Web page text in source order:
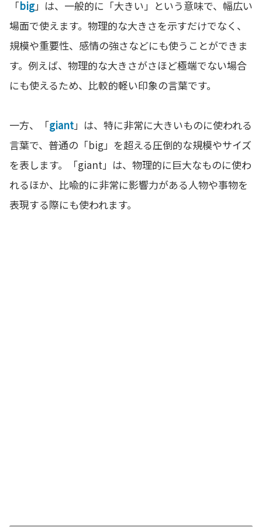
「big」は、一般的に「大きい」という意味で、幅広い
場面で使えます。物理的な大きさを示すだけでなく、
規模や重要性、感情の強さなどにも使うことができま
す。例えば、物理的な大きさがさほど極端でない場合
にも使えるため、比較的軽い印象の言葉です。
一方、「giant」は、特に非常に大きいものに使われる
言葉で、普通の「big」を超える圧倒的な規模やサイズ
を表します。「giant」は、物理的に巨大なものに使わ
れるほか、比喩的に非常に影響力がある人物や事物を
表現する際にも使われます。